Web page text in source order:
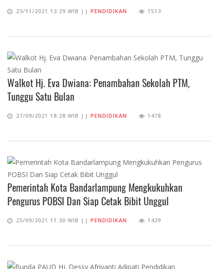
23/11/2021 13:29 WIB || PENDIDIKAN 1513
Walkot Hj. Eva Dwiana: Penambahan Sekolah PTM,
Tunggu Satu Bulan
27/09/2021 18:28 WIB || PENDIDIKAN 1478
Pemerintah Kota Bandarlampung Mengkukuhkan
Pengurus POBSI Dan Siap Cetak Bibit Unggul
25/09/2021 11:30 WIB || PENDIDIKAN 1429